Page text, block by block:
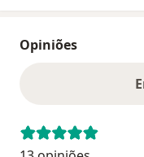
Opiniões